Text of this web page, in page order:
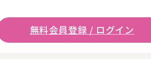
無料会員登録 / ログイン